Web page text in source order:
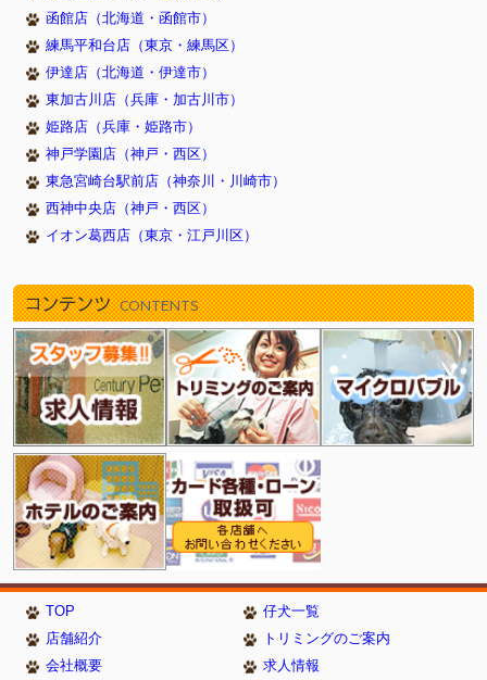
函館店（北海道・函館市）
練馬平和台店（東京・練馬区）
伊達店（北海道・伊達市）
東加古川店（兵庫・加古川市）
姫路店（兵庫・姫路市）
神戸学園店（神戸・西区）
東急宮崎台駅前店（神奈川・川崎市）
西神中央店（神戸・西区）
イオン葛西店（東京・江戸川区）
コンテンツ CONTENTS
TOP
仔犬一覧
店舗紹介
トリミングのご案内
会社概要
求人情報